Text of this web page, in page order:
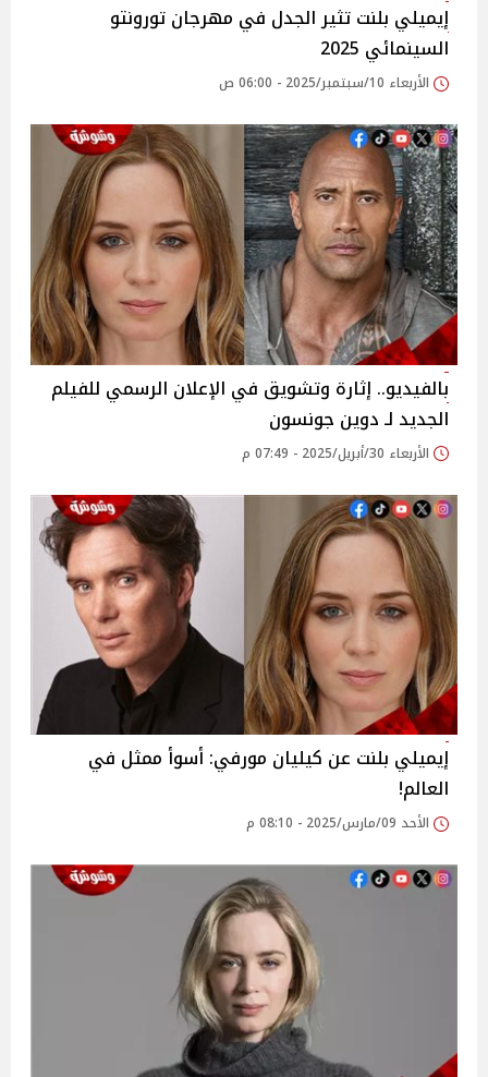
إيميلي بلنت تثير الجدل في مهرجان تورونتو
السينمائي 2025
الأربعاء 10/سبتمبر/2025 - 06:00 ص
بالفيديو.. إثارة وتشويق في الإعلان الرسمي للفيلم
الجديد لـ دوين جونسون
الأربعاء 30/أبريل/2025 - 07:49 م
إيميلي بلنت عن كيليان مورفي: أسوأ ممثل في
العالم!
الأحد 09/مارس/2025 - 08:10 م